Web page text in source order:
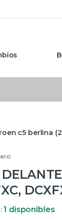
c5 berlina
1 disponibles